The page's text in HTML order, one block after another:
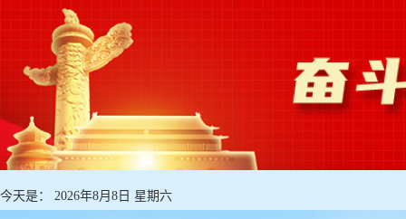
今天是： 2026年8月8日 星期六